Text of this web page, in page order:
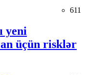
611
yeni
üçün risklər